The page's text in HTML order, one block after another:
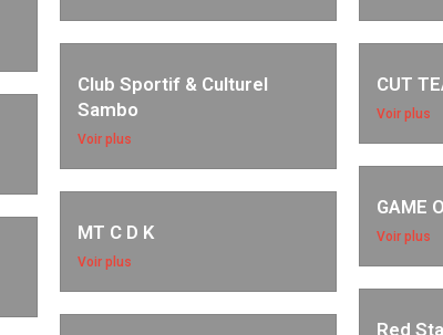
Club Sportif & Culturel
Sambo
Voir plus
CUT
Voir plus
GAME
Voir plus
MT C D K
Voir plus
Red